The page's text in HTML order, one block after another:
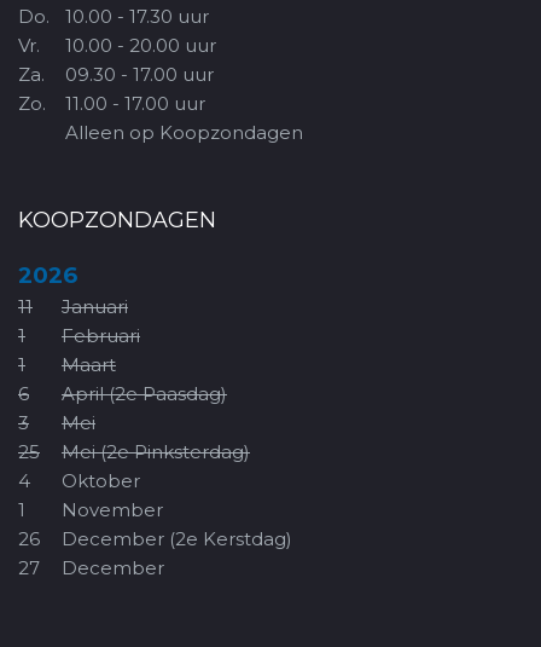
Do.
Vr.
Za.
Zo.
10.00 - 17.30 uur
10.00 - 20.00 uur
09.30 - 17.00 uur
11.00 - 17.00 uur
Alleen op Koopzondagen
KOOPZONDAGEN
2026
11
Januari
1
Februari
1
Maart
6
April (2e Paasdag)
3
Mei
25
Mei (2e Pinksterdag)
4
Oktober
1
November
26
December (2e Kerstdag)
27
December